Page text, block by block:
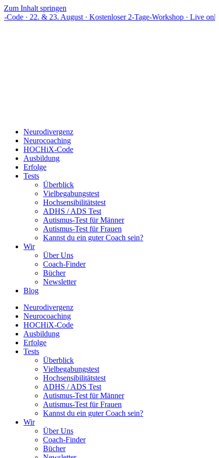
Zum Inhalt springen
& 23. August · Kostenloser 2-Tage-Workshop · Live online
Neurodivergenz
Neurocoaching
HOCHiX-Code
Ausbildung
Erfolge
Tests
Überblick
Vielbegabungstest
Hochsensibilitätstest
ADHS / ADS Test
Autismus-Test für Männer
Autismus-Test für Frauen
Kannst du ein guter Coach sein?
Wir
Über Uns
Coach-Finder
Bücher
Newsletter
Blog
Neurodivergenz
Neurocoaching
HOCHiX-Code
Ausbildung
Erfolge
Tests
Überblick
Vielbegabungstest
Hochsensibilitätstest
ADHS / ADS Test
Autismus-Test für Männer
Autismus-Test für Frauen
Kannst du ein guter Coach sein?
Wir
Über Uns
Coach-Finder
Bücher